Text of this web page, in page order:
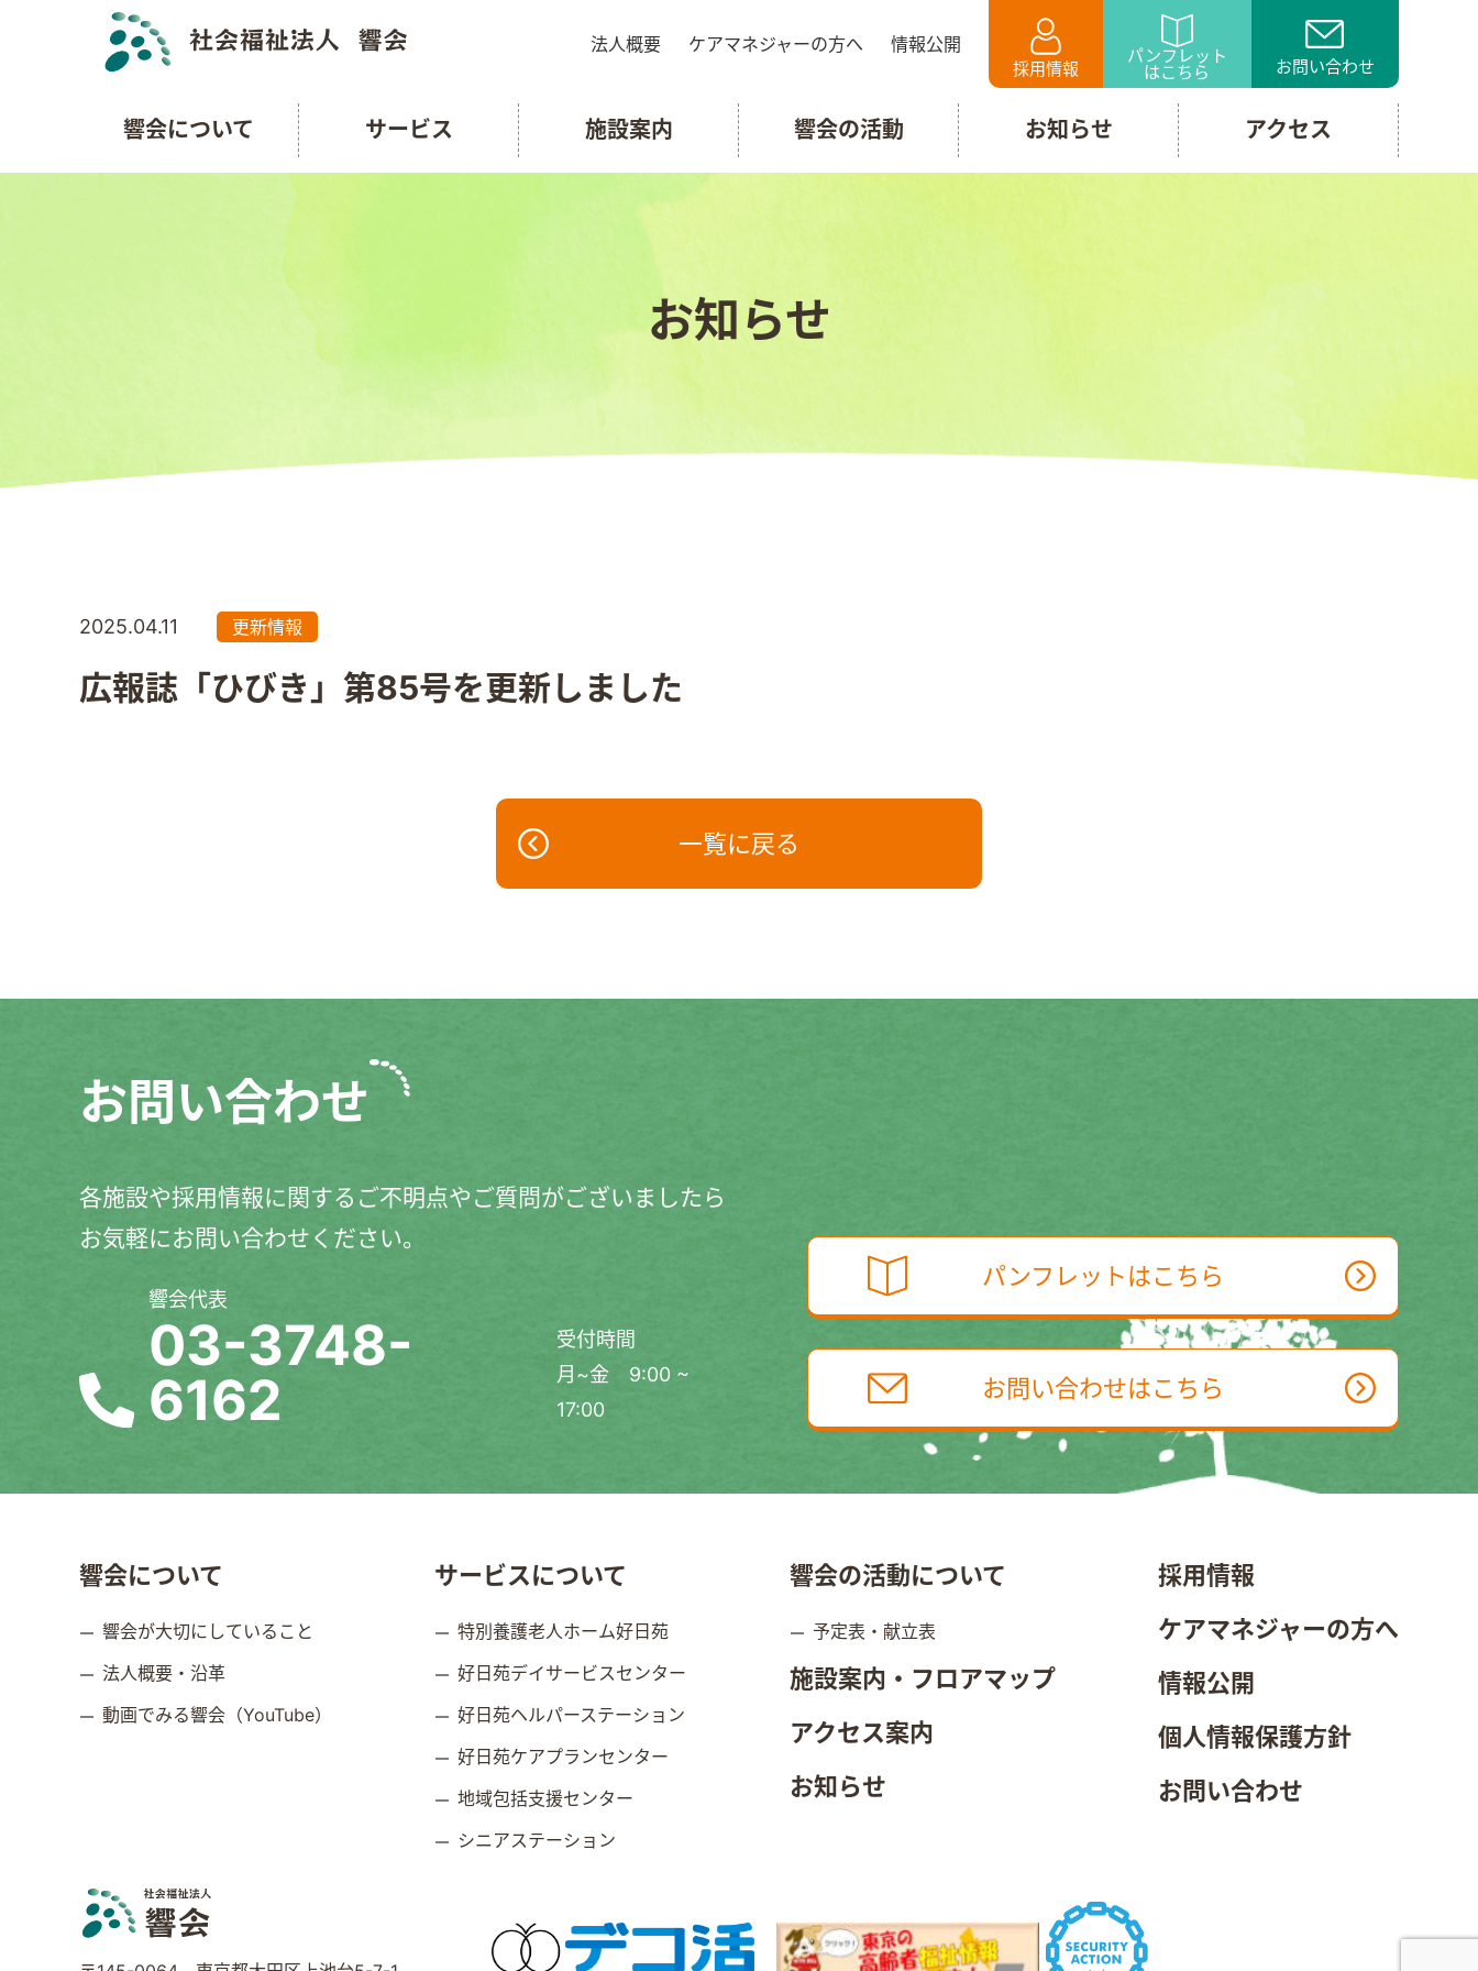
法人概要 ケアマネジャーの方へ 情報公開
採用情報
パンフレット
はこちら お問い合わせ
響会について サービス 施設案内 響会の活動 お知らせ アクセス
お知らせ
2025.04.11 更新情報
広報誌「ひびき」第85号を更新しました
一覧に戻る
お問い合わせ
各施設や採用情報に関するご不明点やご質問がございましたら
お気軽にお問い合わせください。
響会代表
03-3748-
6162
受付時間
月~金 9:00 ~
17:00
パンフレットはこちら
お問い合わせはこちら
響会について
響会が大切にしていること
法人概要・沿革
動画でみる響会（YouTube）
サービスについて
特別養護老人ホーム好日苑
好日苑デイサービスセンター
好日苑ヘルパーステーション
好日苑ケアプランセンター
地域包括支援センター
シニアステーション
響会の活動について
予定表・献立表
施設案内・フロアマップ
アクセス案内
お知らせ
採用情報
ケアマネジャーの方へ
情報公開
個人情報保護方針
お問い合わせ